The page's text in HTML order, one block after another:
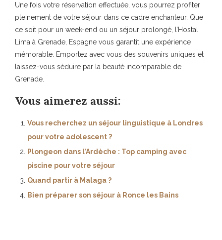
Une fois votre réservation effectuée, vous pourrez profiter
pleinement de votre séjour dans ce cadre enchanteur. Que
ce soit pour un week-end ou un séjour prolongé, l’Hostal
Lima à Grenade, Espagne vous garantit une expérience
mémorable. Emportez avec vous des souvenirs uniques et
laissez-vous séduire par la beauté incomparable de
Grenade.
Vous aimerez aussi:
Vous recherchez un séjour linguistique à Londres
pour votre adolescent ?
Plongeon dans l’Ardèche : Top camping avec
piscine pour votre séjour
Quand partir à Malaga ?
Bien préparer son séjour à Ronce les Bains